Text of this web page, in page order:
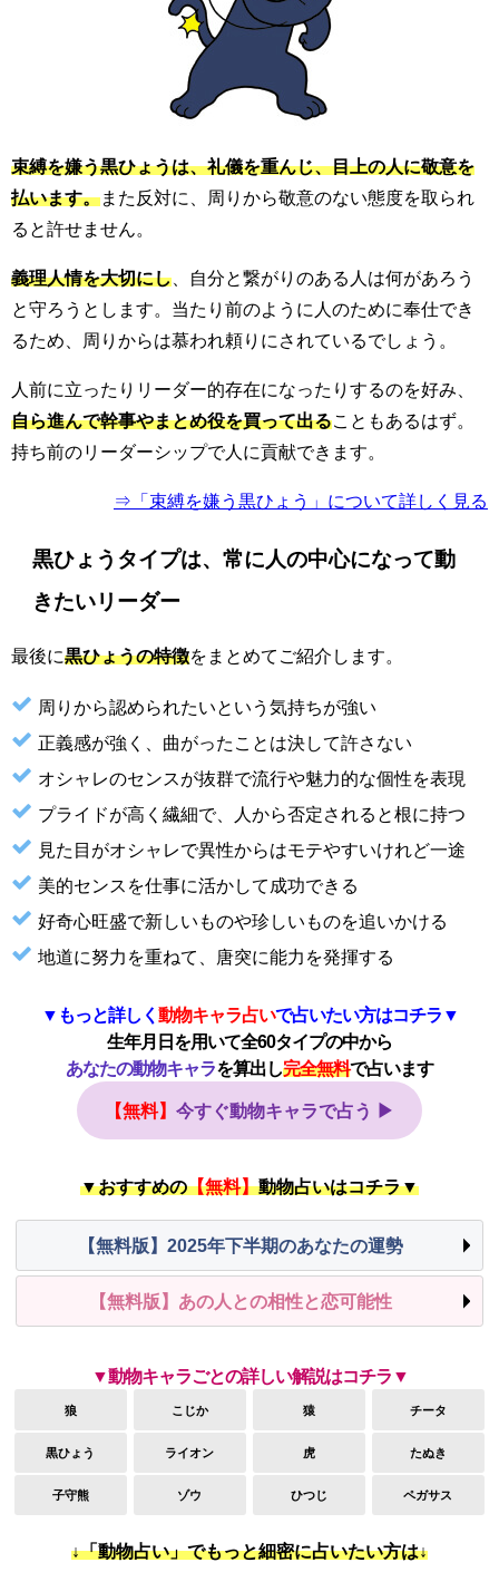
束縛を嫌う黒ひょうは、礼儀を重んじ、目上の人に敬意を
払います。また反対に、周りから敬意のない態度を取られ
ると許せません。
義理人情を大切にし 、自分と繋がりのある人は何があろう
と守ろうとします。当たり前のように人のために奉仕でき
るため、周りからは慕われ頼りにされているでしょう。
人前に立ったりリーダー的存在になったりするのを好み、
自ら進んで幹事やまとめ役を買って出る こともあるはず。
持ち前のリーダーシップで人に貢献できます。
⇒「束縛を嫌う黒ひょう」について詳しく見る
黒ひょうタイプは、常に人の中心になって動
きたいリーダー
最後に黒ひょうの特徴をまとめてご紹介します。
周りから認められたいという気持ちが強い
正義感が強く、曲がったことは決して許さない
オシャレのセンスが抜群で流行や魅力的な個性を表現
プライドが高く繊細で、人から否定されると根に持つ
見た目がオシャレで異性からはモテやすいけれど一途
美的センスを仕事に活かして成功できる
好奇心旺盛で新しいものや珍しいものを追いかける
地道に努力を重ねて、唐突に能力を発揮する
▼もっと詳しく 動物キャラ占いで占いたい方はコチラ▼
生年月日を用いて全60タイプの中から
あなたの動物キャラを算出し完全無料で占います
【無料】 今すぐ動物キャラで占う ▶
▼おすすめの【無料】動物占いはコチラ▼
【無料版】2025年下半期のあなたの運勢
【無料版】あの人との相性と恋可能性
▼動物キャラごとの詳しい解説はコチラ▼
狼 こじか 猿 チータ
黒ひょう ライオン 虎 たぬき
子守熊 ゾウ ひつじ ペガサス
↓「動物占い」でもっと細密に占いたい方は↓